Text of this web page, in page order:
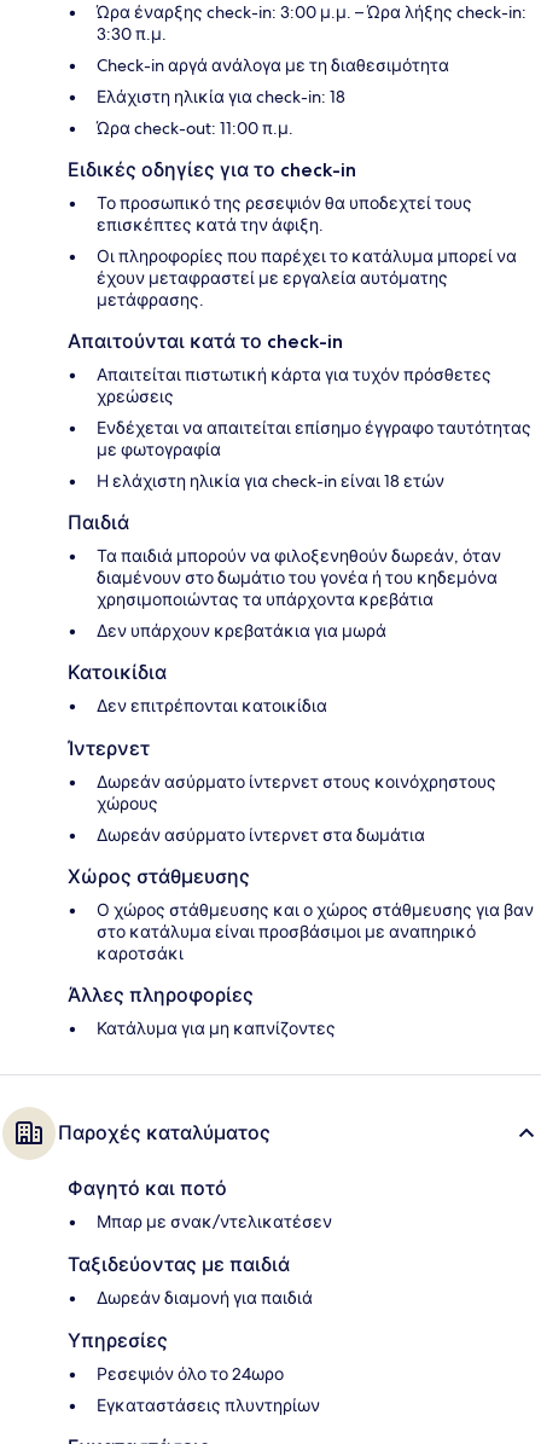
Ώρα έναρξης check-in: 3:00 μ.μ. – Ώρα λήξης check-in:
3:30 π.μ.
Check-in αργά ανάλογα με τη διαθεσιμότητα
Ελάχιστη ηλικία για check-in: 18
Ώρα check-out: 11:00 π.μ.
Ειδικές οδηγίες για το check-in
Το προσωπικό της ρεσεψιόν θα υποδεχτεί τους
επισκέπτες κατά την άφιξη.
Οι πληροφορίες που παρέχει το κατάλυμα μπορεί να
έχουν μεταφραστεί με εργαλεία αυτόματης
μετάφρασης.
Απαιτούνται κατά το check-in
Απαιτείται πιστωτική κάρτα για τυχόν πρόσθετες
χρεώσεις
Ενδέχεται να απαιτείται επίσημο έγγραφο ταυτότητας
με φωτογραφία
Η ελάχιστη ηλικία για check-in είναι 18 ετών
Παιδιά
Τα παιδιά μπορούν να φιλοξενηθούν δωρεάν, όταν
διαμένουν στο δωμάτιο του γονέα ή του κηδεμόνα
χρησιμοποιώντας τα υπάρχοντα κρεβάτια
Δεν υπάρχουν κρεβατάκια για μωρά
Κατοικίδια
Δεν επιτρέπονται κατοικίδια
Ίντερνετ
Δωρεάν ασύρματο ίντερνετ στους κοινόχρηστους
χώρους
Δωρεάν ασύρματο ίντερνετ στα δωμάτια
Χώρος στάθμευσης
Ο χώρος στάθμευσης και ο χώρος στάθμευσης για βαν
στο κατάλυμα είναι προσβάσιμοι με αναπηρικό
καροτσάκι
Άλλες πληροφορίες
Κατάλυμα για μη καπνίζοντες
Παροχές καταλύματος
Φαγητό και ποτό
Μπαρ με σνακ/ντελικατέσεν
Ταξιδεύοντας με παιδιά
Δωρεάν διαμονή για παιδιά
Υπηρεσίες
Ρεσεψιόν όλο το 24ωρο
Εγκαταστάσεις πλυντηρίων